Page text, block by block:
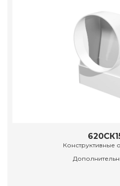
Конструктивные